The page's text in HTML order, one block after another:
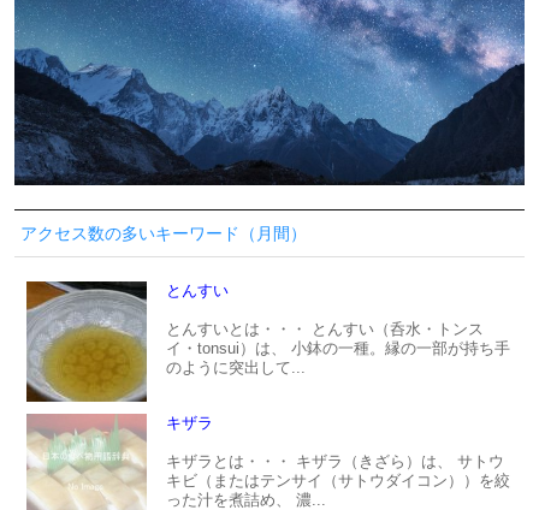
アクセス数の多いキーワード（月間）
とんすい
とんすいとは・・・ とんすい（呑水・トンス
イ・tonsui）は、 小鉢の一種。縁の一部が持ち手
のように突出して...
キザラ
キザラとは・・・ キザラ（きざら）は、 サトウ
キビ（またはテンサイ（サトウダイコン））を絞
った汁を煮詰め、 濃...